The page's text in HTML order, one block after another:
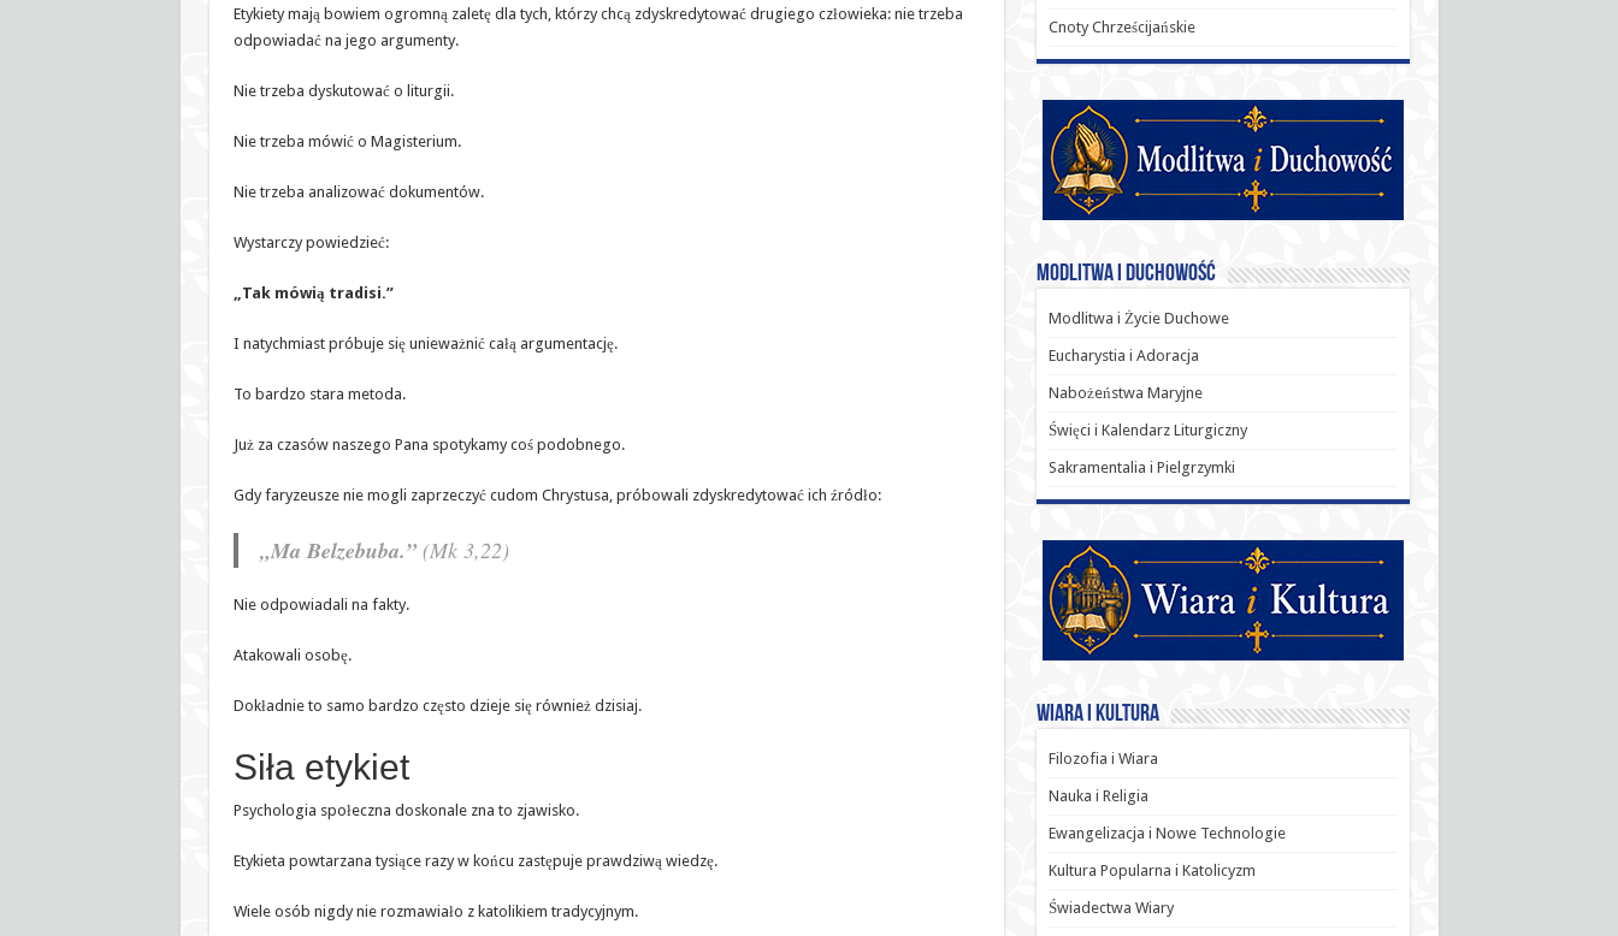
Etykiety mają bowiem ogromną zaletę dla tych, którzy chcą zdyskredytować drugiego człowieka: nie trzeba
odpowiadać na jego argumenty.
Nie trzeba dyskutować o liturgii.
Nie trzeba mówić o Magisterium.
Nie trzeba analizować dokumentów.
Wystarczy powiedzieć:
„Tak mówią tradisi.”
I natychmiast próbuje się unieważnić całą argumentację.
To bardzo stara metoda.
Już za czasów naszego Pana spotykamy coś podobnego.
Gdy faryzeusze nie mogli zaprzeczyć cudom Chrystusa, próbowali zdyskredytować ich źródło:
„Ma Belzebuba.”(Mk 3,22)
Nie odpowiadali na fakty.
Atakowali osobę.
Dokładnie to samo bardzo często dzieje się również dzisiaj.
Siła etykiet
Psychologia społeczna doskonale zna to zjawisko.
Etykieta powtarzana tysiące razy w końcu zastępuje prawdziwą wiedzę.
Wiele osób nigdy nie rozmawiało z katolikiem tradycyjnym.
Cnoty Chrześcijańskie
Modlitwa i Duchowość
Modlitwa i Życie Duchowe
Eucharystia i Adoracja
Nabożeństwa Maryjne
Święci i Kalendarz Liturgiczny
Sakramentalia i Pielgrzymki
Wiara i Kultura
Filozofia i Wiara
Nauka i Religia
Ewangelizacja i Nowe Technologie
Kultura Popularna i Katolicyzm
Świadectwa Wiary